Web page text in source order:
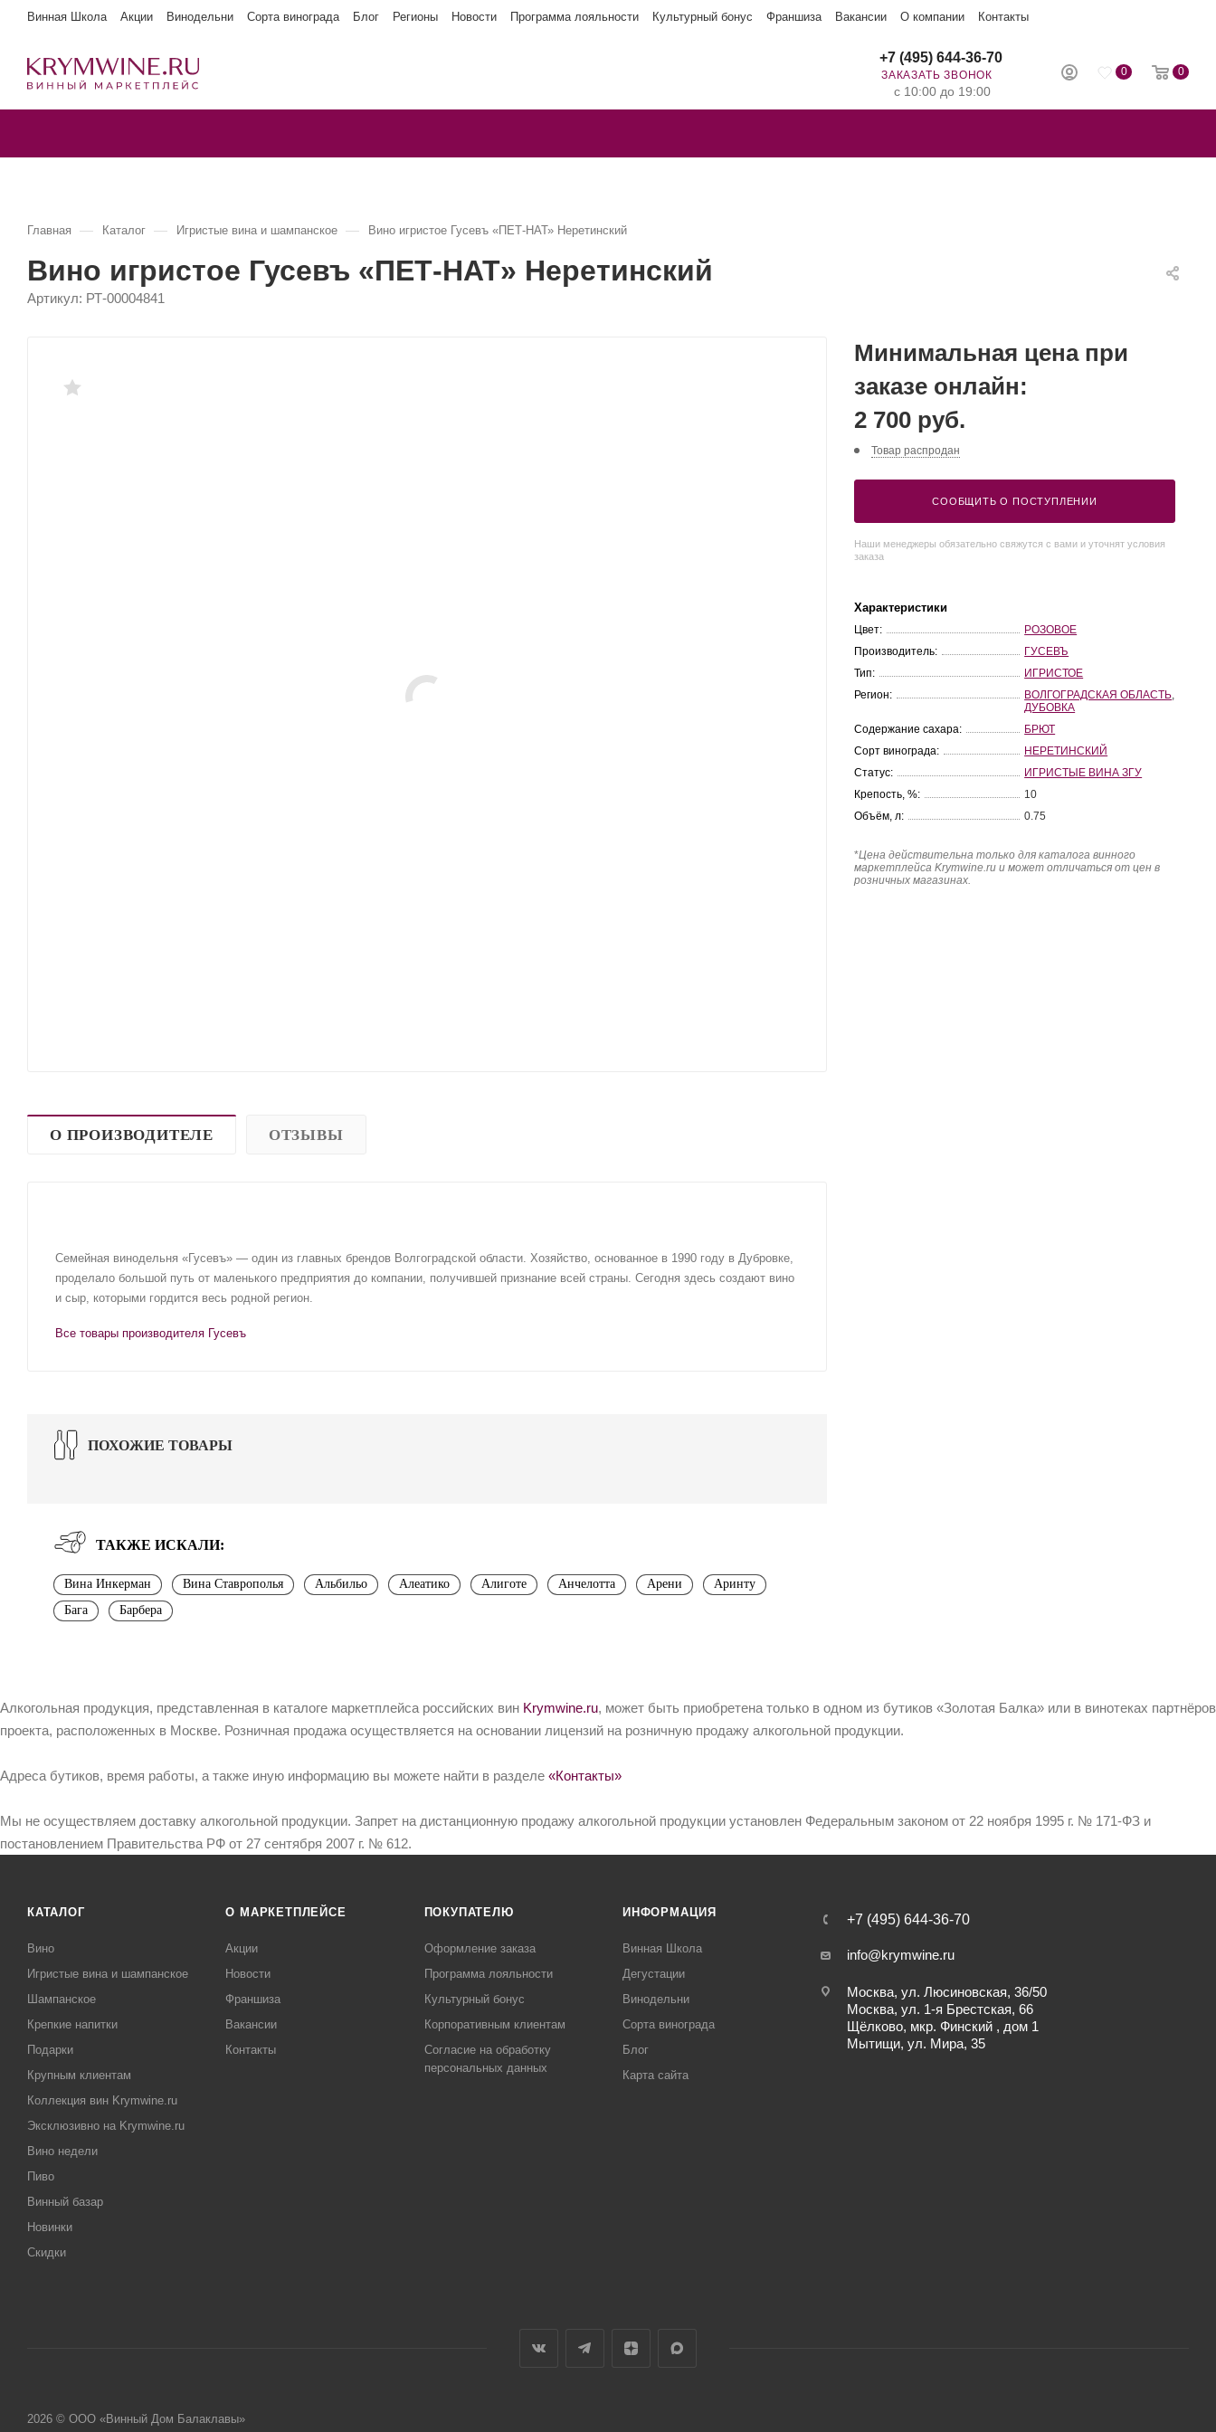
Винная Школа Акции Винодельни Сорта винограда Блог Регионы Новости Программа лояльности Культурный бонус Франшиза Вакансии О компании Контакты
0 0
+7 (495) 644-36-70
ЗАКАЗАТЬ ЗВОНОК
с 10:00 до 19:00
Главная — Каталог — Игристые вина и шампанское — Вино игристое Гусевъ «ПЕТ-НАТ» Неретинский
Вино игристое Гусевъ «ПЕТ-НАТ» Неретинский
Артикул: РТ-00004841
О ПРОИЗВОДИТЕЛЕ ОТЗЫВЫ
Семейная винодельня «Гусевъ» — один из главных брендов Волгоградской области. Хозяйство, основанное в 1990 году в Дубровке,
проделало большой путь от маленького предприятия до компании, получившей признание всей страны. Сегодня здесь создают вино
и сыр, которыми гордится весь родной регион.
Все товары производителя Гусевъ
ПОХОЖИЕ ТОВАРЫ
ТАКЖЕ ИСКАЛИ:
Вина Инкерман Вина Ставрополья Альбильо Алеатико Алиготе Анчелотта Арени
Аринту
Бага
Барбера
Минимальная цена при
заказе онлайн:
2 700 руб.
Товар распродан
СООБЩИТЬ О ПОСТУПЛЕНИИ
Наши менеджеры обязательно свяжутся с вами и уточнят условия
заказа
Характеристики
Цвет:
РОЗОВОЕ
Производитель:
ГУСЕВЪ
Тип:
ИГРИСТОЕ
Регион:
ВОЛГОГРАДСКАЯ ОБЛАСТЬ
ДУБОВКА
Содержание сахара:
БРЮТ
Сорт винограда:
НЕРЕТИНСКИЙ
Статус:
ИГРИСТЫЕ ВИНА ЗГУ
Крепость, %:
10
Объём, л:
0.75
*Цена действительна только для каталога винного
маркетплейса Krymwine.ru и может отличаться от цен в
розничных магазинах.
Алкогольная продукция, представленная в каталоге маркетплейса российских вин Krymwine.ru, может быть приобретена только в одном из бутиков «Золотая Балка» или в винотеках партнёров
проекта, расположенных в Москве. Розничная продажа осуществляется на основании лицензий на розничную продажу алкогольной продукции.
Адреса бутиков, время работы, а также иную информацию вы можете найти в разделе «Контакты»
Мы не осуществляем доставку алкогольной продукции. Запрет на дистанционную продажу алкогольной продукции установлен Федеральным законом от 22 ноября 1995 г. № 171-ФЗ и
постановлением Правительства РФ от 27 сентября 2007 г. № 612.
КАТАЛОГ
Вино
Игристые вина и шампанское
Шампанское
Крепкие напитки
Подарки
Крупным клиентам
Коллекция вин Krymwine.ru
Эксклюзивно на Krymwine.ru
Вино недели
Пиво
Винный базар
Новинки
Скидки
О МАРКЕТПЛЕЙСЕ
Акции
Новости
Франшиза
Вакансии
Контакты
ПОКУПАТЕЛЮ
Оформление заказа
Программа лояльности
Культурный бонус
Корпоративным клиентам
Согласие на обработку
персональных данных
ИНФОРМАЦИЯ
Винная Школа
Дегустации
Винодельни
Сорта винограда
Блог
Карта сайта
+7 (495) 644-36-70
info@krymwine.ru
Москва, ул. Люсиновская, 36/50
Москва, ул. 1-я Брестская, 66
Щёлково, мкр. Финский , дом 1
Мытищи, ул. Мира, 35
2026 © ООО «Винный Дом Балаклавы»